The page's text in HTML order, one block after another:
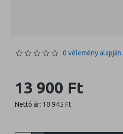
0 vélemény alapján.
13 900 Ft
Nettó ár: 10 945 Ft